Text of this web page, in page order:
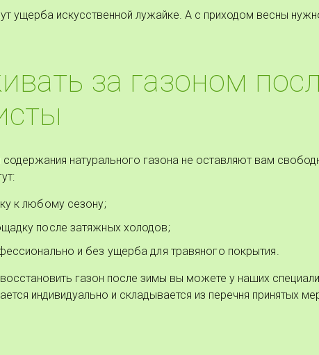
ущерба искусственной лужайке. А с приходом весны
за газоном
натурального газона не оставляют вам
к любому сезону;
после затяжных холодов;
и без ущерба для травяного покрытия.
газон после зимы вы можете у наших
индивидуально и складывается из перечня принятых